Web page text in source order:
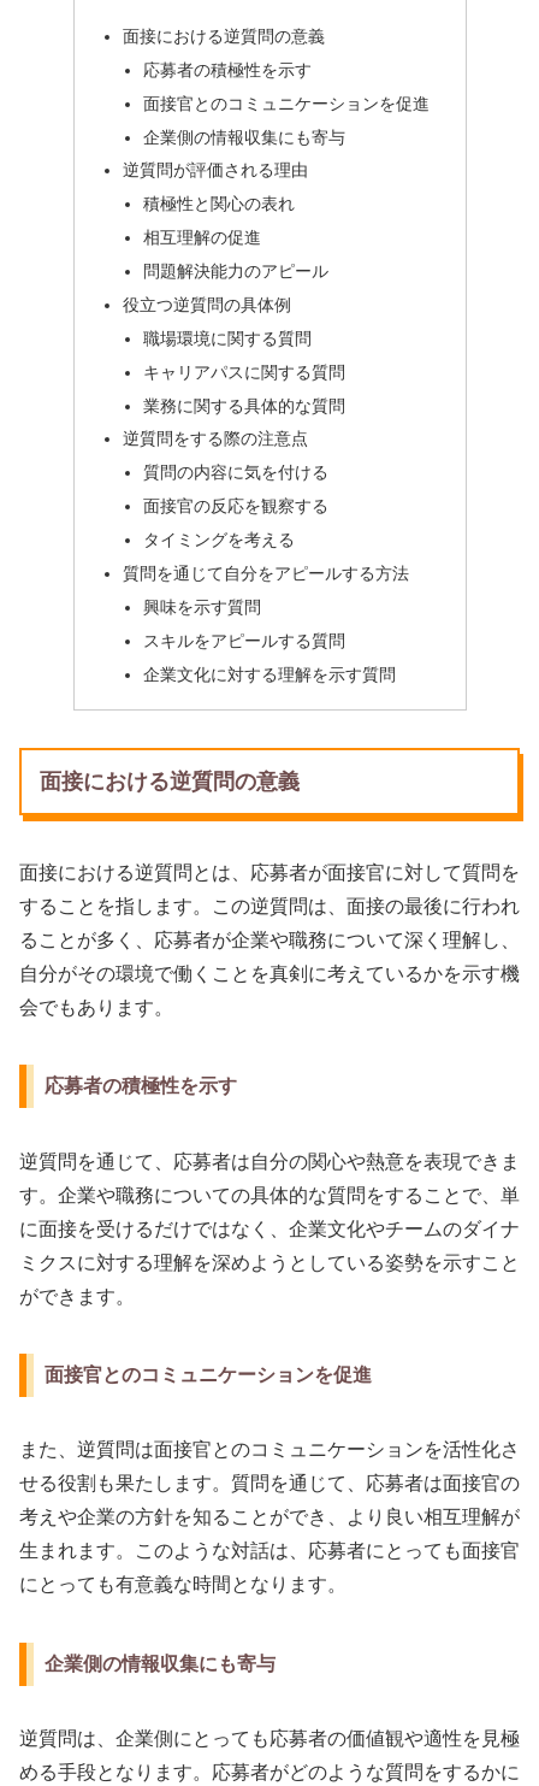
面接における逆質問の意義
応募者の積極性を示す
面接官とのコミュニケーションを促進
企業側の情報収集にも寄与
逆質問が評価される理由
積極性と関心の表れ
相互理解の促進
問題解決能力のアピール
役立つ逆質問の具体例
職場環境に関する質問
キャリアパスに関する質問
業務に関する具体的な質問
逆質問をする際の注意点
質問の内容に気を付ける
面接官の反応を観察する
タイミングを考える
質問を通じて自分をアピールする方法
興味を示す質問
スキルをアピールする質問
企業文化に対する理解を示す質問
面接における逆質問の意義
面接における逆質問とは、応募者が面接官に対して質問を
することを指します。この逆質問は、面接の最後に行われ
ることが多く、応募者が企業や職務について深く理解し、
自分がその環境で働くことを真剣に考えているかを示す機
会でもあります。
応募者の積極性を示す
逆質問を通じて、応募者は自分の関心や熱意を表現できま
す。企業や職務についての具体的な質問をすることで、単
に面接を受けるだけではなく、企業文化やチームのダイナ
ミクスに対する理解を深めようとしている姿勢を示すこと
ができます。
面接官とのコミュニケーションを促進
また、逆質問は面接官とのコミュニケーションを活性化さ
せる役割も果たします。質問を通じて、応募者は面接官の
考えや企業の方針を知ることができ、より良い相互理解が
生まれます。このような対話は、応募者にとっても面接官
にとっても有意義な時間となります。
企業側の情報収集にも寄与
逆質問は、企業側にとっても応募者の価値観や適性を見極
める手段となります。応募者がどのような質問をするかに